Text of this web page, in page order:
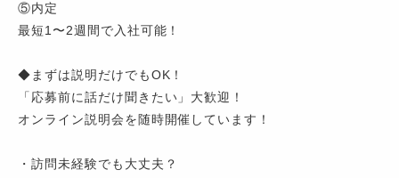
⑤内定
最短1〜2週間で入社可能！
◆まずは説明だけでもOK！
「応募前に話だけ聞きたい」大歓迎！
オンライン説明会を随時開催しています！
・訪問未経験でも大丈夫？